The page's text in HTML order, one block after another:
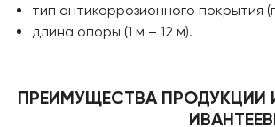
тип антикоррозионного покрытия
длина опоры (1 м – 12 м).
ПРЕИМУЩЕСТВА ПРОДУКЦИИ И